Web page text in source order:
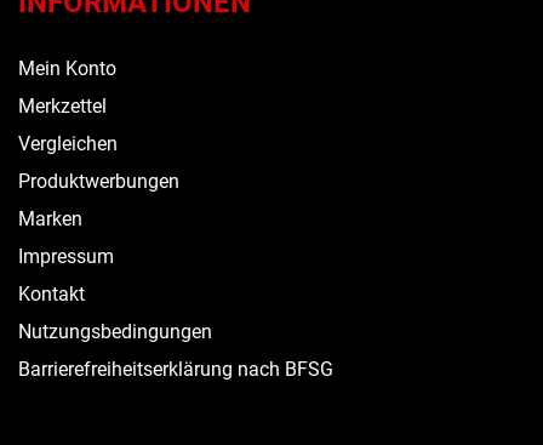
Mein Konto
Merkzettel
Vergleichen
Produktwerbungen
Marken
Impressum
Kontakt
Nutzungsbedingungen
Barrierefreiheitserklärung nach BFSG